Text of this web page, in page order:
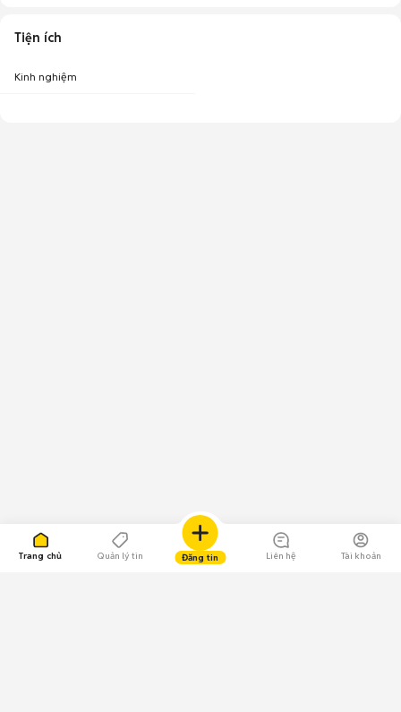
Trang chủ Quản lý tin Đăng tin Liên hệ Tài khoản
Tiện ích
Kinh nghiệm